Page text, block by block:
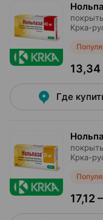
Крка-
13,34
Где
Крка-
17,12